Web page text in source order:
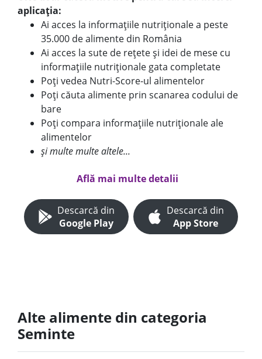
aplicația:
Ai acces la informațiile nutriționale a peste
35.000 de alimente din România
Ai acces la sute de rețete și idei de mese cu
informațiile nutriționale gata completate
Poți vedea Nutri-Score-ul alimentelor
Poți căuta alimente prin scanarea codului de
bare
Poți compara informațiile nutriționale ale
alimentelor
și multe multe altele...
Află mai multe detalii
Descarcă din
Google Play
Descarcă din
App Store
Alte alimente din categoria
Seminte